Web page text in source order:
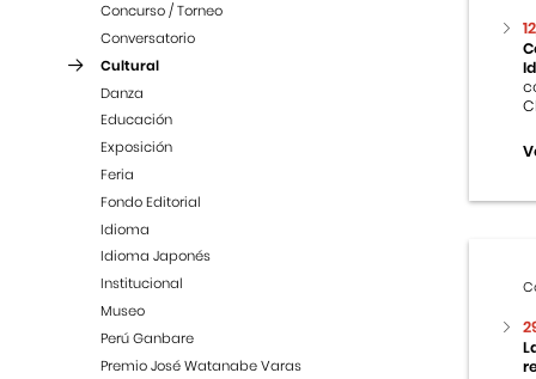
Concurso / Torneo
Conversatorio
Cultural
Danza
Educación
Exposición
Feria
Fondo Editorial
Idioma
Idioma Japonés
Institucional
Museo
Perú Ganbare
Premio José Watanabe Varas